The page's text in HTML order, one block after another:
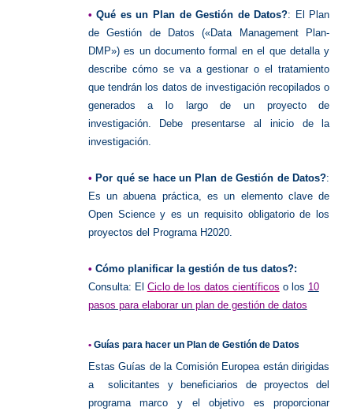
• Qué es un Plan de Gestión de Datos?: El Plan
de Gestión de Datos («Data Management Plan-
DMP») es un documento formal en el que detalla y
describe cómo se va a gestionar o el tratamiento
que tendrán los datos de investigación recopilados o
generados a lo largo de un proyecto de
investigación. Debe presentarse al inicio de la
investigación.
• Por qué se hace un Plan de Gestión de Datos?:
Es un abuena práctica, es un elemento clave de
Open Science y es un requisito obligatorio de los
proyectos del Programa H2020.
• Cómo planificar la gestión de tus datos?:
Consulta: El Ciclo de los datos científicos o los 10
pasos para elaborar un plan de gestión de datos
•Guías para hacer un Plan de Gestión de Datos
Estas Guías de la Comisión Europea están dirigidas
a solicitantes y beneficiarios de proyectos del
programa marco y el objetivo es proporcionar